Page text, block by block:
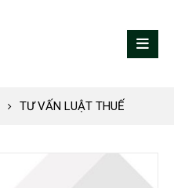
TƯ VẤN LUẬT THUẾ